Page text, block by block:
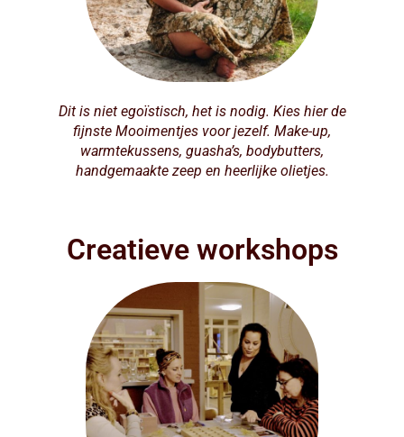
Dit is niet egoïstisch, het is nodig. Kies hier de
fijnste Mooimentjes voor jezelf. Make-up,
warmtekussens, guasha’s, bodybutters,
handgemaakte zeep en heerlijke olietjes.
Creatieve workshops